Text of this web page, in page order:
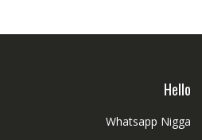
Hello
Whatsapp Nigga